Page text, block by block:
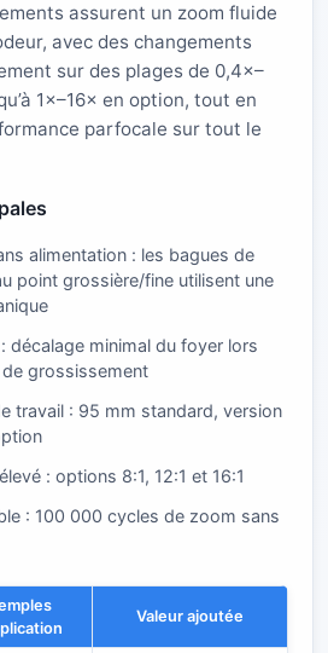
assurent un zoom fluide
avec des changements
sur des plages de 0,4×–
1×–16× en option, tout en
parfocale sur tout le
alimentation : les bagues de
point grossière/fine utilisent une
décalage minimal du foyer lors
grossissement
travail : 95 mm standard, version
: options 8:1, 12:1 et 16:1
: 100 000 cycles de zoom sans
Valeur ajoutée